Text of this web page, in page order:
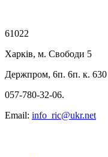
61022
Харків, м. Свободи 5
Держпром, 6п. 6п. к. 630
057-780-32-06.
Email: info_ric@ukr.net